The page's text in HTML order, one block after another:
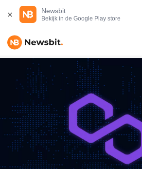
Newsbit
Bekijk in de Google Play store